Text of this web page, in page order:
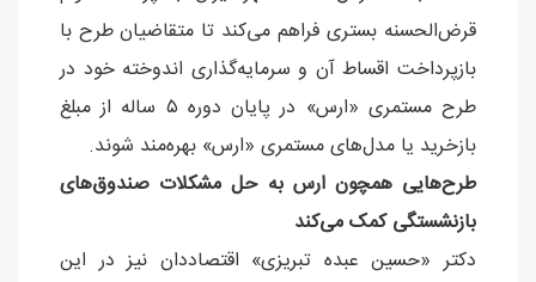
قرض‌ا‌لحسنه بستری فراهم می‌کند تا متقاضیان طرح با
بازپرداخت اقساط آن و سرمایه‌گذاری اندوخته خود در
طرح مستمری «ارس» در پایان دوره ۵ ساله از مبلغ
بازخرید یا مدل‌های مستمری «ارس» بهره‌مند شوند.
طرح‌هایی همچون ارس به حل مشکلات صندوق‌های
بازنشستگی کمک می‌کند
دکتر «حسین عبده تبریزی» اقتصاددان نیز در این